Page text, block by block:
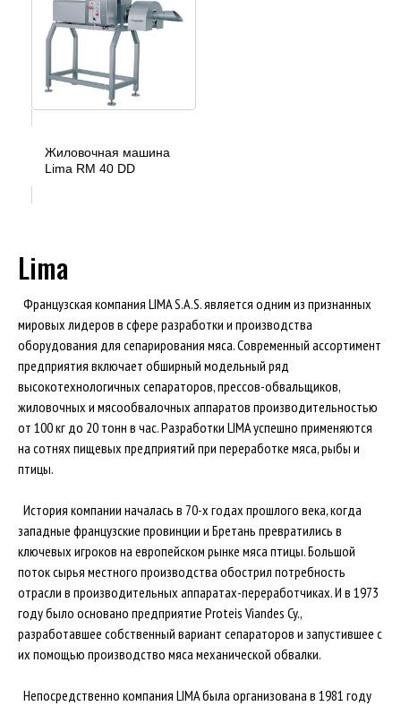
Жиловочная машина
Lima RM 40 DD
Lima
Французская компания LIMA S.A.S. является одним из признанных
мировых лидеров в сфере разработки и производства
оборудования для сепарирования мяса. Современный ассортимент
предприятия включает обширный модельный ряд
высокотехнологичных сепараторов, прессов-обвальщиков,
жиловочных и мясообвалочных аппаратов производительностью
от 100 кг до 20 тонн в час. Разработки LIMA успешно применяются
на сотнях пищевых предприятий при переработке мяса, рыбы и
птицы.
История компании началась в 70-х годах прошлого века, когда
западные французские провинции и Бретань превратились в
ключевых игроков на европейском рынке мяса птицы. Большой
поток сырья местного производства обострил потребность
отрасли в производительных аппаратах-переработчиках. И в 1973
году было основано предприятие Proteis Viandes Cy.,
разработавшее собственный вариант сепараторов и запустившее с
их помощью производство мяса механической обвалки.
Непосредственно компания LIMA была организована в 1981 году